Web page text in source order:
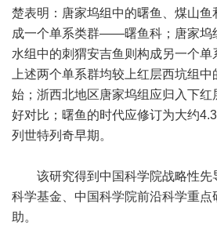
楚表明：唐家坞组中的曙鱼、煤山鱼
成一个单系类群——曙鱼科；唐家坞
水组中的刺猬安吉鱼则构成另一个
上述两个单系群均较上红层西坑组
始；浙西北地区唐家坞组应归入下红
好对比；曙鱼的时代应修订为大约
列世特列奇早期。
该研究得到中国科学院战略性先
科学基金、中国科学院前沿科学重点
助。